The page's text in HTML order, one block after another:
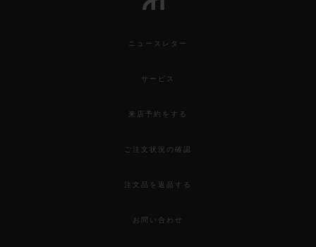
ニュースレター
サービス
来店予約をする
ご注文状況の確認
注文品を返品する
お問い合わせ